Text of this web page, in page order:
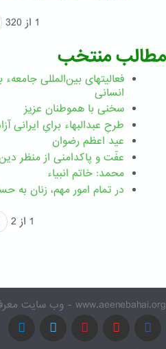
1 از 320
مطالب منتخب
فعالیتهای بین‌المللی
انسانی
سخنی با هموطنان عزیز
طرحِ عبدالبهاء برایِ ایرانی
عید اعظم رضوان
عفّت و پاکدامنی از منظر
محمد: خاتم انبیاء
در تمام امور مهم،‌ زنان به
1 از 2
www.aeenebahai.org - وب سایت معرفی آئین بهائی به زبان فارسی